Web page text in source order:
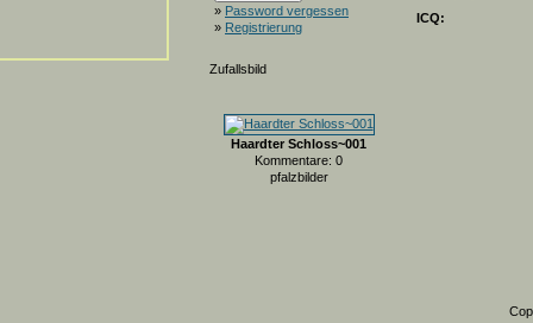
» Password vergessen
» Registrierung
Zufallsbild
Haardter Schloss~001
Kommentare: 0
pfalzbilder
ICQ: